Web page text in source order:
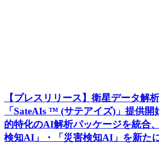
【プレスリリース】衛星データ解
「SateAIs ™ (サテアイズ)」提供
的特化のAI解析パッケージを統合
検知AI」・「災害検知AI」を新た